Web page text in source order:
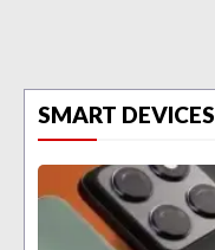
SMART DEVICES